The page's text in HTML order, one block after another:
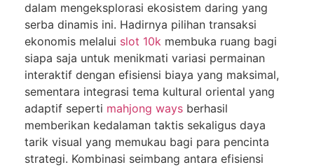
dalam mengeksplorasi ekosistem daring yang
serba dinamis ini. Hadirnya pilihan transaksi
ekonomis melalui slot 10k membuka ruang bagi
siapa saja untuk menikmati variasi permainan
interaktif dengan efisiensi biaya yang maksimal,
sementara integrasi tema kultural oriental yang
adaptif seperti mahjong ways berhasil
memberikan kedalaman taktis sekaligus daya
tarik visual yang memukau bagi para pencinta
strategi. Kombinasi seimbang antara efisiensi